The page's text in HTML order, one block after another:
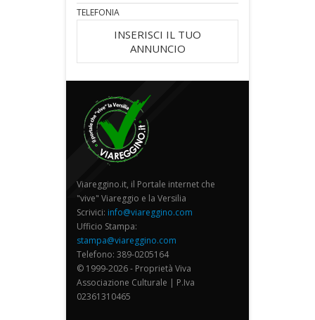
TELEFONIA
INSERISCI IL TUO
ANNUNCIO
Viareggino.it, il Portale internet che
"vive" Viareggio e la Versilia
Scrivici: info@viareggino.com
Ufficio Stampa:
stampa@viareggino.com
Telefono: 389-0205164
© 1999-2026 - Proprietà Viva
Associazione Culturale | P.Iva
02361310465